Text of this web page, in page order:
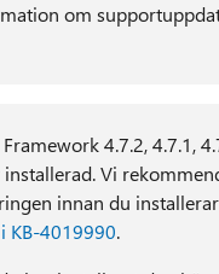
om
4.7.2, 4.7.1,
Vi
innan du
i KB-4019990.